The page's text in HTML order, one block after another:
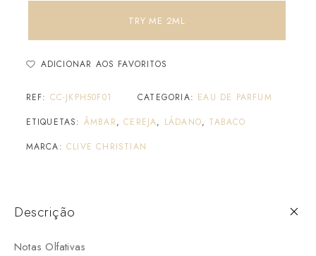
TRY ME 2ML
ADICIONAR AOS FAVORITOS
REF: CC-JKPH50F01 CATEGORIA: EAU DE PARFUM
ETIQUETAS: ÂMBAR,CEREJA, LÁDANO, TABACO
MARCA: CLIVE CHRISTIAN
Descrição
Notas Olfativas